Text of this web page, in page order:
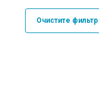
Очистите фильтр